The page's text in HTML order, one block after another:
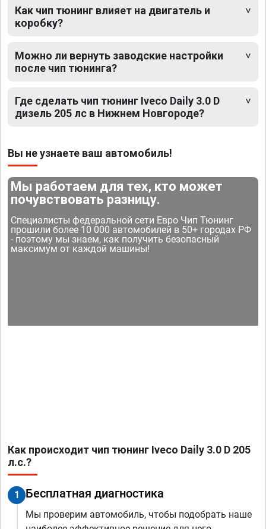
Как чип тюнинг влияет на двигатель и
коробку?
Можно ли вернуть заводские настройки
после чип тюнинга?
Где сделать чип тюнинг Iveco Daily 3.0 D
дизель 205 лс в Нижнем Новгороде?
Вы не узнаете ваш автомобиль!
Мы работаем для тех, кто может
почувствовать разницу.
Специалисты федеральной сети Евро Чип Тюнинг
прошили более 10 000 автомобилей в 50+ городах РФ
- поэтому мы знаем, как получить безопасный
максимум от каждой машины!
Как происходит чип тюнинг Iveco Daily 3.0 D 205
л.с.?
1 Бесплатная диагностика
Мы проверим автомобиль, чтобы подобрать наше